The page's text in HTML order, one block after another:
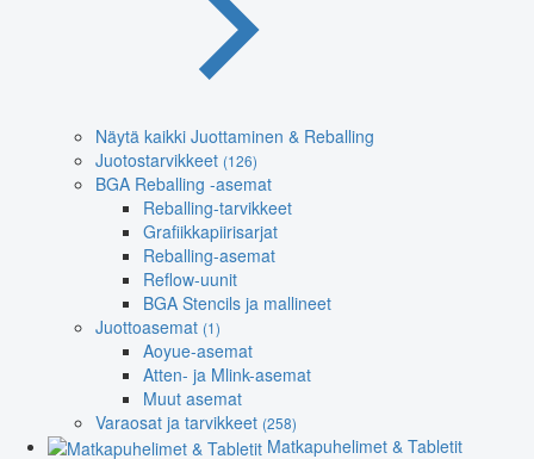
Näytä kaikki Juottaminen & Reballing
Juotostarvikkeet (126)
BGA Reballing -asemat
Reballing-tarvikkeet
Grafiikkapiirisarjat
Reballing-asemat
Reflow-uunit
BGA Stencils ja mallineet
Juottoasemat (1)
Aoyue-asemat
Atten- ja Mlink-asemat
Muut asemat
Varaosat ja tarvikkeet (258)
Matkapuhelimet & Tabletit